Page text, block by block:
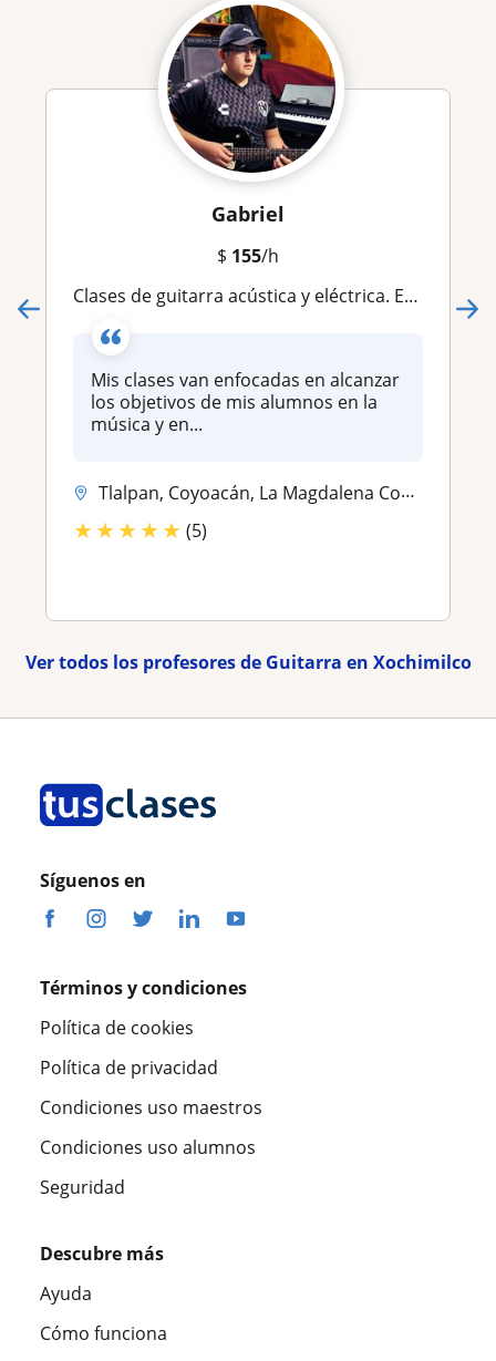
Gabriel
$ 155/h
Clases de guitarra acústica y eléctrica. En línea y a domicilio
Mis clases van enfocadas en alcanzar
los objetivos de mis alumnos en la
música y en...
Tlalpan, Coyoacán, La Magdalena Contreras, Xochimilco, Álvaro Obregón,...
★★★★★ (5)
Ver todos los profesores de Guitarra en Xochimilco
Síguenos en
Términos y condiciones
Política de cookies
Política de privacidad
Condiciones uso maestros
Condiciones uso alumnos
Seguridad
Descubre más
Ayuda
Cómo funciona